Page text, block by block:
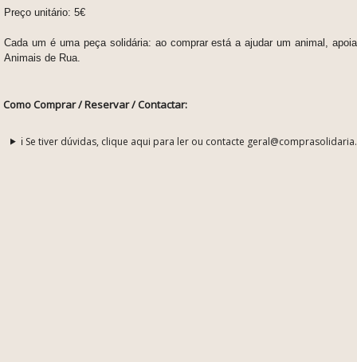
Preço unitário: 5€
Cada um é uma peça solidária: ao comprar está a ajudar um animal,
Animais de Rua.
Como Comprar / Reservar / Contactar:
ℹ️ Se tiver dúvidas, clique aqui para ler ou contacte